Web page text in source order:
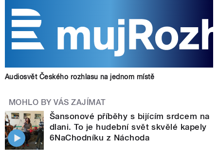
Audiosvět Českého rozhlasu na jednom místě
MOHLO BY VÁS ZAJÍMAT
Šansonové příběhy s bijícím srdcem na
dlani. To je hudební svět skvělé kapely
6NaChodníku z Náchoda